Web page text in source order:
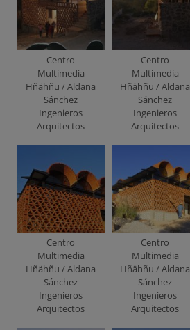
Centro
Multimedia
Hñähñu / Aldana
Sánchez
Ingenieros
Arquitectos
Centro
Multimedia
Hñähñu / Aldana
Sánchez
Ingenieros
Arquitectos
Centro
Multimedia
Hñähñu / Aldana
Sánchez
Ingenieros
Arquitectos
Centro
Multimedia
Hñähñu / Aldana
Sánchez
Ingenieros
Arquitectos